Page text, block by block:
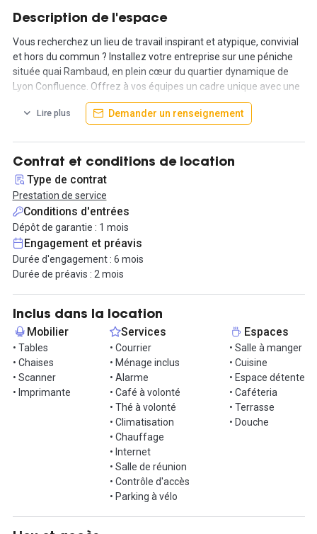
Description de l'espace
Vous recherchez un lieu de travail inspirant et atypique, convivial
et hors du commun ? Installez votre entreprise sur une péniche
située quai Rambaud, en plein cœur du quartier dynamique de
Lyon Confluence. Offrez à vos équipes un cadre unique avec une
vue imprenable sur la Saône, et à vos clients une expérience
mémorable dès leur venue.
L’espace est idéal pour une entreprise de 6 à 10 personnes
souhaitant allier confort, flexibilité et originalité. L’ensemble
comprend des bureaux rénovés, fermés et aménagés,
disponibles à la location dès un mois d’engagement, avec une
disponibilité immédiate.
Il est proposé à la location, deux bureaux fermés pour 2
collaborateurs de 12 m² chacun avec un open-space de 24 m²
pour un ensemble des espaces de 3333€ HT par mois, toutes
charges comprises.
La location comprend de nombreux avantages. L’accès est
gratuit aux espaces pour organiser vos événements
professionnels ou conviviaux, que ce soit sur le pont ou dans les
salles intérieures. Des balades en bateau et dîners festifs sont
régulièrement proposés par le capitaine. Vous pouvez également
organiser des événements sur mesure avec service traiteur.
Les services inclus dans la location sont le WiFi, le café et le
ménage. Vous bénéficiez également de 150 m² d’espaces
partagés comprenant des salles de réunion, une cuisine équipée,
une salle de bain avec douche, ainsi qu’un pont-terrasse pour vos
moments de détente ou vos échanges informels.
L’emplacement est facilement accessible en transports :
tramways T1 et T2, bus S1, stations Vélo’V et parkings à
Lire plus Demander un renseignement
Contrat et conditions de location
Type de contrat
Prestation de service
Conditions d'entrées
Dépôt de garantie : 1 mois
Engagement et préavis
Durée d'engagement : 6 mois
Durée de préavis : 2 mois
Inclus dans la location
Mobilier
• Tables
• Chaises
• Scanner
• Imprimante
Services
• Courrier
• Ménage inclus
• Alarme
• Café à volonté
• Thé à volonté
• Climatisation
• Chauffage
• Internet
• Salle de réunion
• Contrôle d'accès
• Parking à vélo
Espaces
• Salle à manger
• Cuisine
• Espace détente
• Caféteria
• Terrasse
• Douche